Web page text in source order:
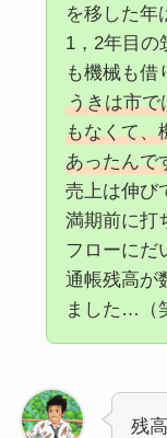
を移した年
1，2年目の
も機械も借
うきは市で
もなくて、
あったんで
売上は伸び
満期前に打
フローにだ
通帳残高が
ました…（
残